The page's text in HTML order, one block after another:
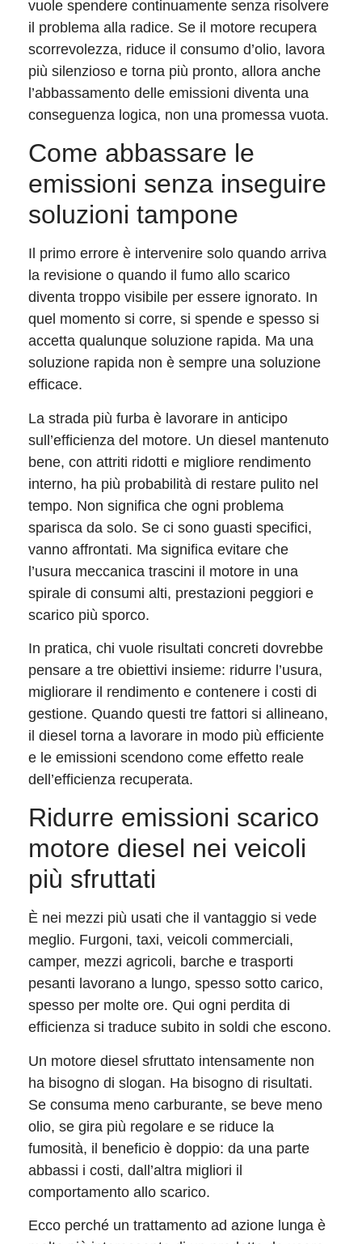
vuole spendere continuamente senza risolvere
il problema alla radice. Se il motore recupera
scorrevolezza, riduce il consumo d’olio, lavora
più silenzioso e torna più pronto, allora anche
l’abbassamento delle emissioni diventa una
conseguenza logica, non una promessa vuota.
Come abbassare le
emissioni senza inseguire
soluzioni tampone
Il primo errore è intervenire solo quando arriva
la revisione o quando il fumo allo scarico
diventa troppo visibile per essere ignorato. In
quel momento si corre, si spende e spesso si
accetta qualunque soluzione rapida. Ma una
soluzione rapida non è sempre una soluzione
efficace.
La strada più furba è lavorare in anticipo
sull’efficienza del motore. Un diesel mantenuto
bene, con attriti ridotti e migliore rendimento
interno, ha più probabilità di restare pulito nel
tempo. Non significa che ogni problema
sparisca da solo. Se ci sono guasti specifici,
vanno affrontati. Ma significa evitare che
l’usura meccanica trascini il motore in una
spirale di consumi alti, prestazioni peggiori e
scarico più sporco.
In pratica, chi vuole risultati concreti dovrebbe
pensare a tre obiettivi insieme: ridurre l’usura,
migliorare il rendimento e contenere i costi di
gestione. Quando questi tre fattori si allineano,
il diesel torna a lavorare in modo più efficiente
e le emissioni scendono come effetto reale
dell’efficienza recuperata.
Ridurre emissioni scarico
motore diesel nei veicoli
più sfruttati
È nei mezzi più usati che il vantaggio si vede
meglio. Furgoni, taxi, veicoli commerciali,
camper, mezzi agricoli, barche e trasporti
pesanti lavorano a lungo, spesso sotto carico,
spesso per molte ore. Qui ogni perdita di
efficienza si traduce subito in soldi che escono.
Un motore diesel sfruttato intensamente non
ha bisogno di slogan. Ha bisogno di risultati.
Se consuma meno carburante, se beve meno
olio, se gira più regolare e se riduce la
fumosità, il beneficio è doppio: da una parte
abbassi i costi, dall’altra migliori il
comportamento allo scarico.
Ecco perché un trattamento ad azione lunga è